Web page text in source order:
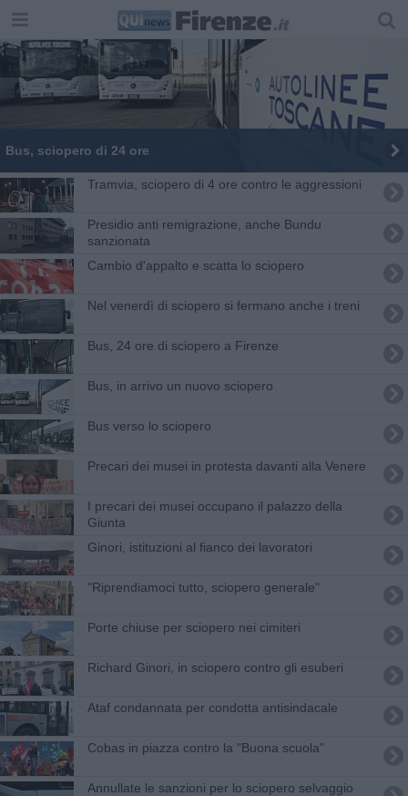
Bus, sciopero di 24 ore
Tramvia, sciopero di 4 ore contro le aggressioni
Presidio anti remigrazione, anche Bundu
sanzionata
Cambio d'appalto e scatta lo sciopero
Nel venerdì di sciopero si fermano anche i treni
Bus, 24 ore di sciopero a Firenze
Bus, in arrivo un nuovo sciopero
Bus verso lo sciopero
Precari dei musei in protesta davanti alla Venere
I precari dei musei occupano il palazzo della
Giunta
Ginori, istituzioni al fianco dei lavoratori
"Riprendiamoci tutto, sciopero generale"
Porte chiuse per sciopero nei cimiteri
Richard Ginori, in sciopero contro gli esuberi
Ataf condannata per condotta antisindacale
Cobas in piazza contro la "Buona scuola"
Annullate le sanzioni per lo sciopero selvaggio